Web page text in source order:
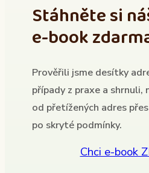
Stáhněte si
e-book
Prověřili jsme desítky
případy z praxe a shrnuli,
od přetížených adres
po skryté podmínky.
Chci e-book